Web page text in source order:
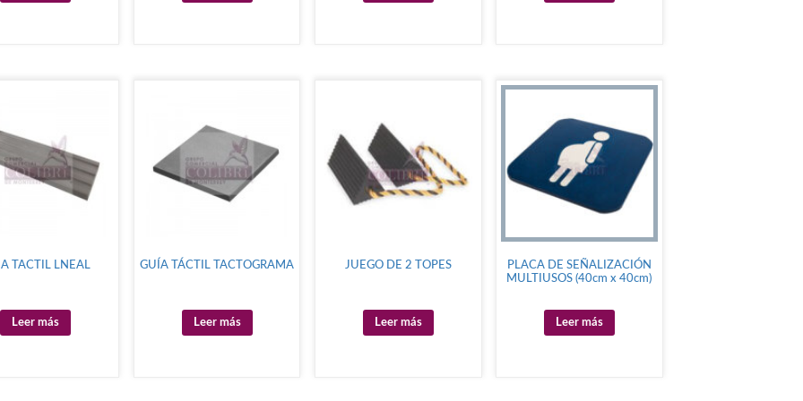
TACTIL LNEAL
Leer más
GUÍA TÁCTIL TACTOGRAMA
Leer más
JUEGO DE 2 TOPES
Leer más
PLACA DE SEÑALIZACIÓN
MULTIUSOS (40cm x 40cm)
Leer más